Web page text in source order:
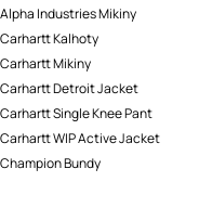
Alpha Industries Mikiny
Carhartt Kalhoty
Carhartt Mikiny
Carhartt Detroit Jacket
Carhartt Single Knee Pant
Carhartt WIP Active Jacket
Champion Bundy